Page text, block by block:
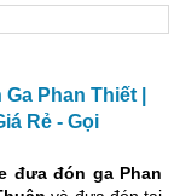
Phan Thiết |
Rẻ - Gọi
đưa đón ga Phan